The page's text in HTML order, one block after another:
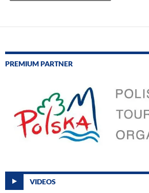
PREMIUM PARTNER
VIDEOS